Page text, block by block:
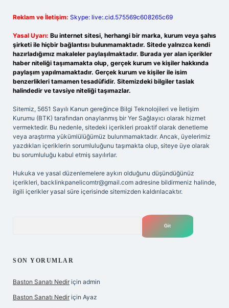
Reklam ve İletişim: Skype: live:.cid.575569c608265c69
Yasal Uyarı: Bu internet sitesi, herhangi bir marka, kurum veya şahıs
şirketi ile hiçbir bağlantısı bulunmamaktadır. Sitede yalnızca kendi
hazırladığımız makaleler paylaşılmaktadır. Burada yer alan içerikler
haber niteliği taşımamakta olup, gerçek kurum ve kişiler hakkında
paylaşım yapılmamaktadır. Gerçek kurum ve kişiler ile isim
benzerlikleri tamamen tesadüfidir. Sitemizdeki bilgiler taslak
halindedir ve tavsiye niteliği taşımazlar.
Sitemiz, 5651 Sayılı Kanun gereğince Bilgi Teknolojileri ve İletişim
Kurumu (BTK) tarafından onaylanmış bir Yer Sağlayıcı olarak hizmet
vermektedir. Bu nedenle, sitedeki içerikleri proaktif olarak denetleme
veya araştırma yükümlülüğümüz bulunmamaktadır. Ancak, üyelerimiz
yazdıkları içeriklerin sorumluluğunu taşımakta olup, siteye üye olarak
bu sorumluluğu kabul etmiş sayılırlar.
Hukuka ve yasal düzenlemelere aykırı olduğunu düşündüğünüz
içerikleri, backlinkpanelicomtr@gmail.com adresine bildirmeniz halinde,
ilgili içerikler yasal süre içerisinde sitemizden kaldırılacaktır.
SON YORUMLAR
Baston Sanatı Nedir için admin
Baston Sanatı Nedir için Ayaz